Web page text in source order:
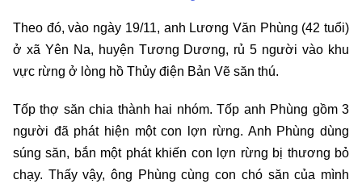
Theo đó, vào ngày 19/11, anh Lương Văn Phùng (42 tuổi)
ở xã Yên Na, huyện Tương Dương​, rủ 5 người vào khu
vực rừng ở lòng hồ Thủy điện Bản Vẽ săn thú.
Tốp thợ săn chia thành hai nhóm. ​Tốp anh Phùng gồm 3
người đã phát hiện một con lợn rừng. Anh Phùng dùng
súng săn, bắn một phát khiến con lợn rừng bị thương bỏ
chạy. Thấy vậy, ông Phùng cùng con chó săn của mình